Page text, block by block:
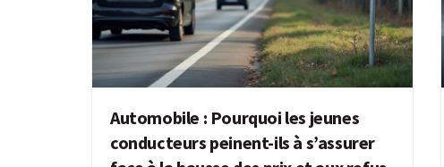
Automobile : Pourquoi les jeunes
conducteurs peinent-ils à s’assurer